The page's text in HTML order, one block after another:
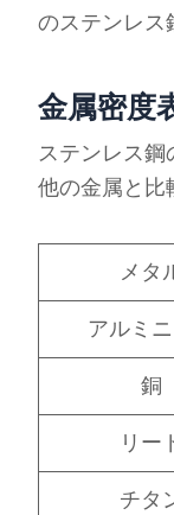
のステンレス
金属密度
ステンレス鋼
他の金属と比
メタ
アルミ
銅
リー
チタ